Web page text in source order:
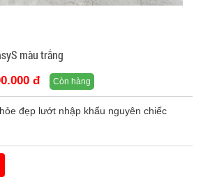
màu trắng
đ Còn hàng
đẹp lướt nhập khẩu nguyên chiếc